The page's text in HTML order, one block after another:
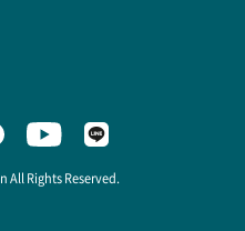
All Rights Reserved.